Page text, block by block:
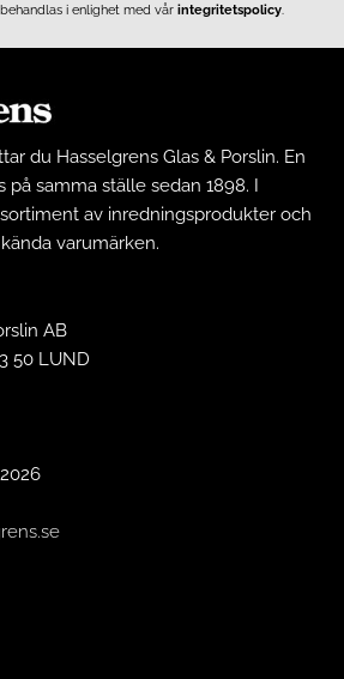
i enlighet med vår integritetspolicy.
du Hasselgrens Glas & Porslin. En
samma ställe sedan 1898. I
av inredningsprodukter och
varumärken.
AB
50 LUND